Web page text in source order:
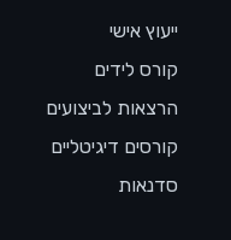
ייעוץ אישי
קורס לידים
הרצאות לביצועים
קורסים דיגיטליים
סדנאות